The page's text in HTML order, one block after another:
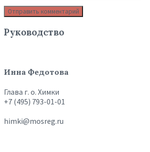
Руководство
Инна Федотова
Глава г. о. Химки
+7 (495) 793-01-01
himki@mosreg.ru